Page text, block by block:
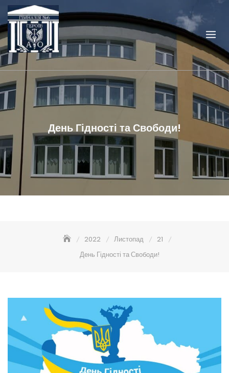
Skip
to
content
День Гідності та Свободи!
2022 Листопад
21
День Гідності та Свободи!